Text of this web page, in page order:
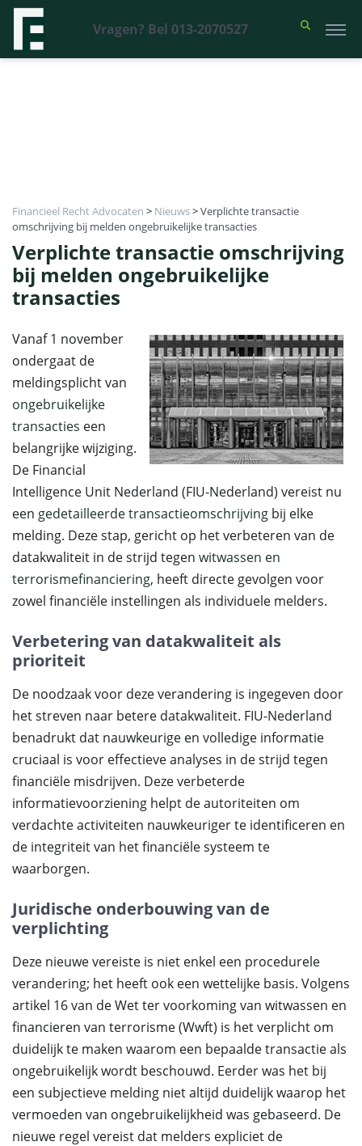
Vragen? Bel 013-2070527
Financieel Recht Advocaten > Nieuws>Verplichte transactie
omschrijving bij melden ongebruikelijke transacties
Verplichte transactie omschrijving
bij melden ongebruikelijke
transacties
Vanaf 1 november
ondergaat de
meldingsplicht van
ongebruikelijke
transacties een
belangrijke wijziging.
De Financial
Intelligence Unit Nederland (FIU-Nederland) vereist nu
een gedetailleerde transactieomschrijving bij elke
melding. Deze stap, gericht op het verbeteren van de
datakwaliteit in de strijd tegen witwassen en
terrorismefinanciering, heeft directe gevolgen voor
zowel financiële instellingen als individuele melders.
Verbetering van datakwaliteit als
prioriteit
De noodzaak voor deze verandering is ingegeven door
het streven naar betere datakwaliteit. FIU-Nederland
benadrukt dat nauwkeurige en volledige informatie
cruciaal is voor effectieve analyses in de strijd tegen
financiële misdrijven. Deze verbeterde
informatievoorziening helpt de autoriteiten om
verdachte activiteiten nauwkeuriger te identificeren en
de integriteit van het financiële systeem te
waarborgen.
Juridische onderbouwing van de
verplichting
Deze nieuwe vereiste is niet enkel een procedurele
verandering; het heeft ook een wettelijke basis. Volgens
artikel 16 van de Wet ter voorkoming van witwassen en
financieren van terrorisme (Wwft) is het verplicht om
duidelijk te maken waarom een bepaalde transactie als
ongebruikelijk wordt beschouwd. Eerder was het bij
een subjectieve melding niet altijd duidelijk waarop het
vermoeden van ongebruikelijkheid was gebaseerd. De
nieuwe regel vereist dat melders expliciet de